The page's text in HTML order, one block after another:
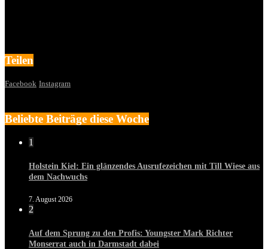
Teilen
Facebook Instagram
Beliebte Beiträge diese Woche
1
Holstein Kiel: Ein glänzendes Ausrufezeichen mit Till Wiese aus
dem Nachwuchs
7. August 2026
2
Auf dem Sprung zu den Profis: Youngster Mark Richter
Monserrat auch in Darmstadt dabei